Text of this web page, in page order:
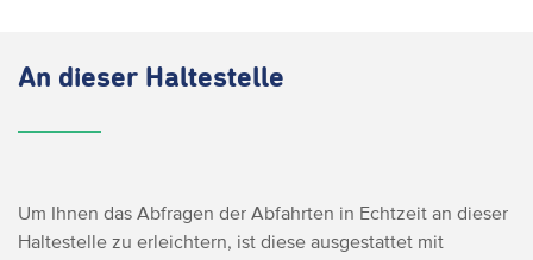
An dieser Haltestelle
Um Ihnen das Abfragen der Abfahrten in Echtzeit an dieser
Haltestelle zu erleichtern, ist diese ausgestattet mit